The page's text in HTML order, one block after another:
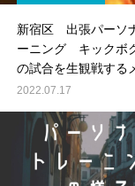
新宿区 出張パーソ
ーニング キックボ
の試合を生観戦する
とは？
2022.07.17